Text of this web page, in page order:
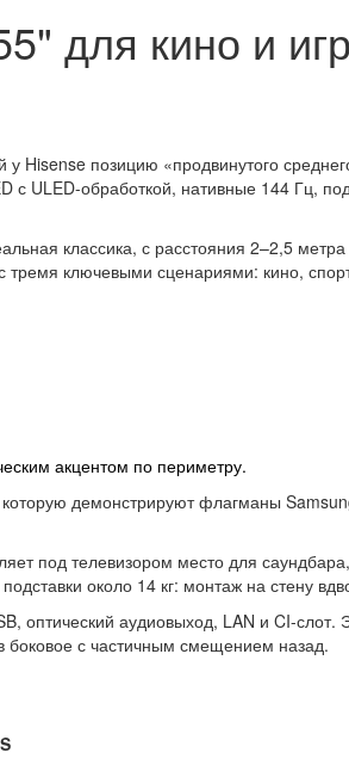
для кино и игр
Hisense позицию «продвинутого
с ULED-обработкой, нативные 144 Гц,
классика, с расстояния 2–2,5
тремя ключевыми сценариями: кино,
акцентом по периметру.
демонстрируют флагманы
под телевизором место для
около 14 кг: монтаж на стену
оптический аудиовыход, LAN и CI-
с частичным смещением назад.